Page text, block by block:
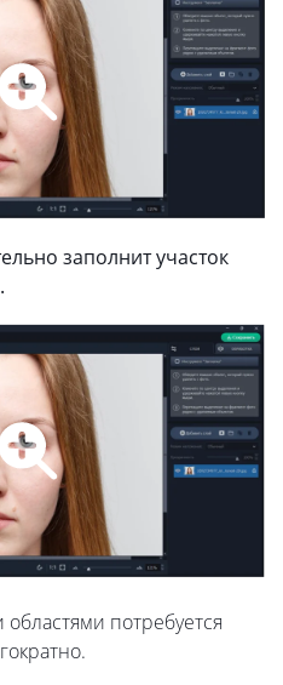
заполнит участок
потребуется